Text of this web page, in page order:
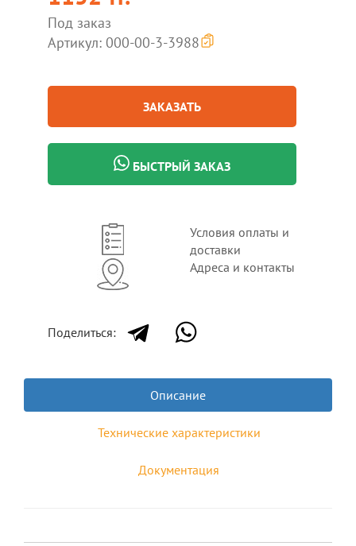
Под заказ
Артикул: 000-00-3-3988
ЗАКАЗАТЬ
БЫСТРЫЙ ЗАКАЗ
Условия оплаты и
доставки
Адреса и контакты
Поделиться:
Описание
Технические характеристики
Документация